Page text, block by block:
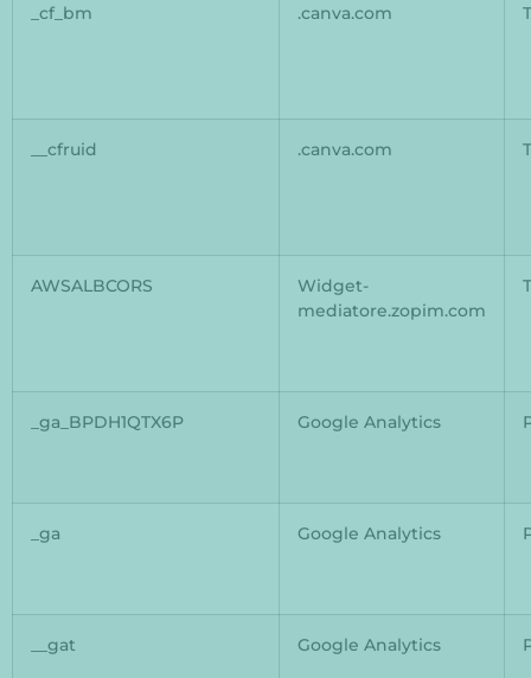
_cf_bm .canva.com
__cfruid .canva.com
AWSALBCORS
Widget-
mediatore.zopim.com
_ga_BPDH1QTX6P Google Analytics
_ga Google Analytics
__gat Google Analytics